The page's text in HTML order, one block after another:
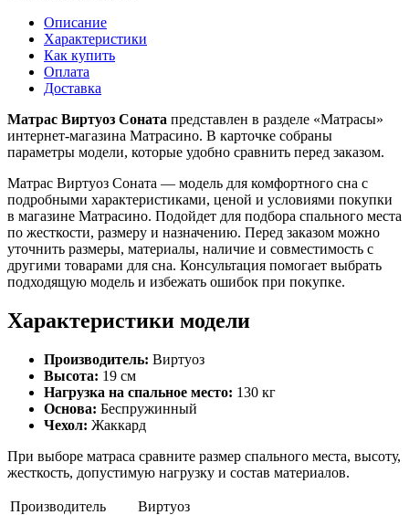
Описание
Характеристики
Как купить
Оплата
Доставка
Матрас Виртуоз Соната представлен в разделе «Матрасы»
интернет-магазина Матрасино. В карточке собраны
параметры модели, которые удобно сравнить перед заказом.
Матрас Виртуоз Соната — модель для комфортного сна с
подробными характеристиками, ценой и условиями покупки
в магазине Матрасино. Подойдет для подбора спального места
по жесткости, размеру и назначению. Перед заказом можно
уточнить размеры, материалы, наличие и совместимость с
другими товарами для сна. Консультация помогает выбрать
подходящую модель и избежать ошибок при покупке.
Характеристики модели
Производитель: Виртуоз
Высота: 19 см
Нагрузка на спальное место: 130 кг
Основа: Беспружинный
Чехол: Жаккард
При выборе матраса сравните размер спального места, высоту,
жесткость, допустимую нагрузку и состав материалов.
Производитель
Виртуоз